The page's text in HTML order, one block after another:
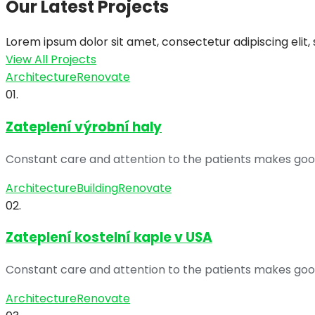
Our Latest Projects
Lorem ipsum dolor sit amet, consectetur adipiscing
View All Projects
ArchitectureRenovate
01.
Zateplení výrobní haly
Constant care and attention to the patients makes
ArchitectureBuildingRenovate
02.
Zateplení kostelní kaple v USA
Constant care and attention to the patients makes
ArchitectureRenovate